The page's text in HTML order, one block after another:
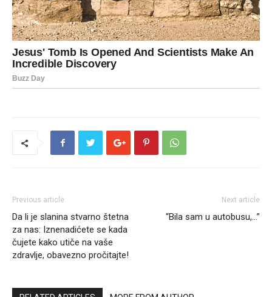
Previous article
Da li je slanina stvarno štetna
za nas: Iznenadićete se kada
čujete kako utiče na vaše
zdravlje, obavezno pročitajte!
Next article
“Bila sam u autobusu,…”